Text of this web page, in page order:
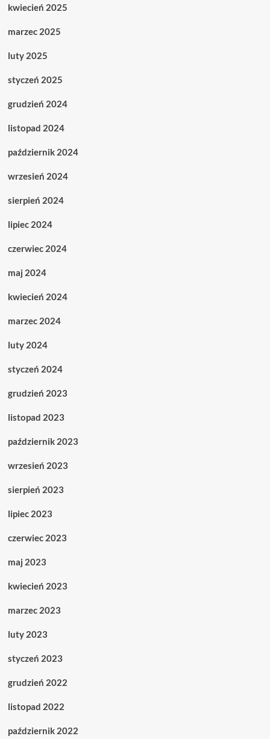
kwiecień 2025
marzec 2025
luty 2025
styczeń 2025
grudzień 2024
listopad 2024
październik 2024
wrzesień 2024
sierpień 2024
lipiec 2024
czerwiec 2024
maj 2024
kwiecień 2024
marzec 2024
luty 2024
styczeń 2024
grudzień 2023
listopad 2023
październik 2023
wrzesień 2023
sierpień 2023
lipiec 2023
czerwiec 2023
maj 2023
kwiecień 2023
marzec 2023
luty 2023
styczeń 2023
grudzień 2022
listopad 2022
październik 2022